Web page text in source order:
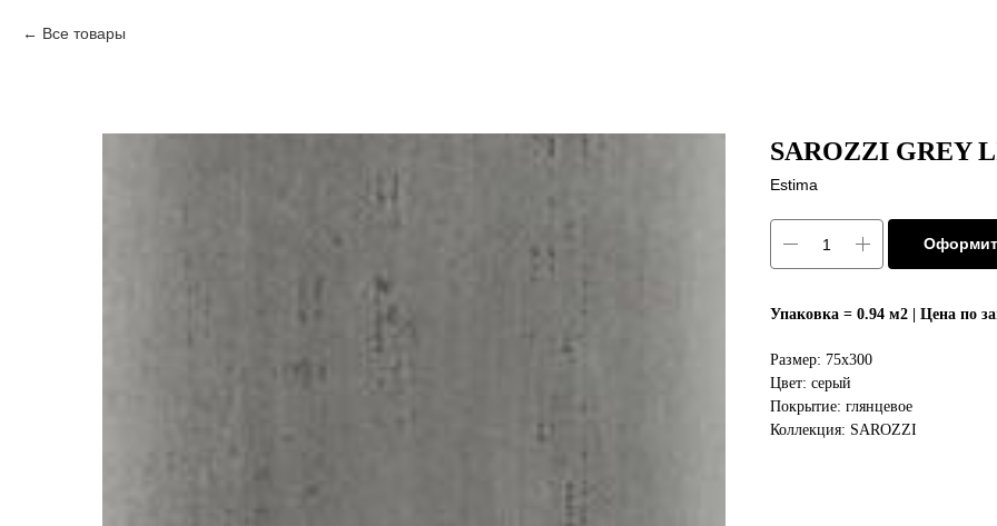
Все товары
SAROZZI GREY
Estima
Упаковка = 0.94 м2 | Цена по
Размер: 75х300
Цвет: серый
Покрытие: глянцевое
Коллекция: SAROZZI